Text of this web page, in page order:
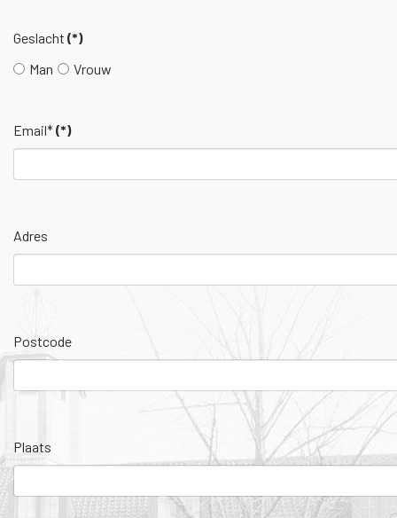
Geslacht (*)
Man
Vrouw
Email*(*)
Adres
Postcode
Plaats